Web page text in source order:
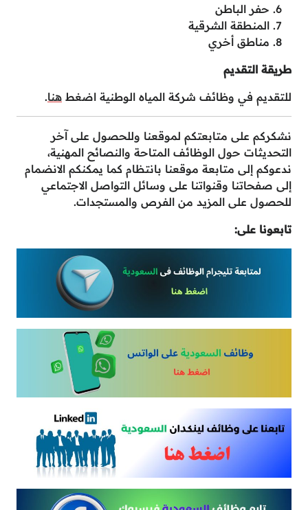
حفر الباطن
المنطقة الشرقية
مناطق أخري
طريقة التقديم
للتقديم في وظائف شركة المياه الوطنية اضغط هنا.
نشكركم على متابعتكم لموقعنا وللحصول على آخر
التحديثات حول الوظائف المتاحة والنصائح المهنية،
ندعوكم إلى متابعة موقعنا بانتظام كما يمكنكم الانضمام
إلى صفحاتنا وقنواتنا على وسائل التواصل الاجتماعي
للحصول على المزيد من الفرص والمستجدات.
تابعونا على: